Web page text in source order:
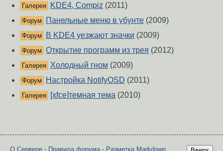
Галерея KDE4, Compiz (2011)
Форум Панельные меню в убунте (2009)
Форум В KDE4 уезжают значки (2009)
Форум Открытие программ из трея (2012)
Галерея Холодный гном (2009)
Форум Настройка NotifyOSD (2011)
Галерея [xfce]темная тема (2010)
О Сервере - Правила форума - Разметка Markdown